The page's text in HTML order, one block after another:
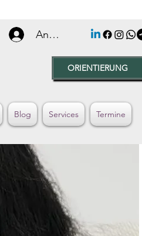
Anmelden
ORIENTIERUNG
Blog Services Termine